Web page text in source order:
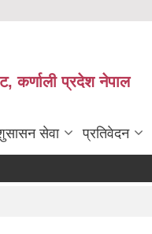
कर्णाली प्रदेश नेपाल
सेवा प्रतिवेदन